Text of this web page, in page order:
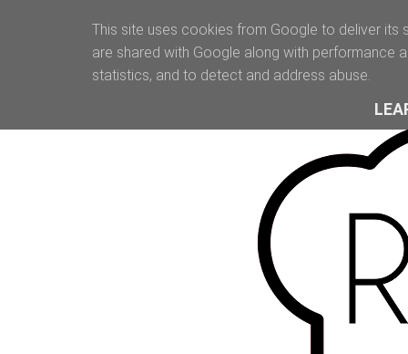
This site uses cookies from Google to deliver its
are shared with Google along with performance
statistics, and to detect and address abuse.